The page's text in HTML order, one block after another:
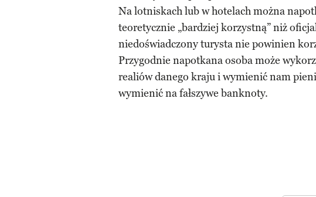
Na lotniskach lub w hotelach można
teoretycznie „bardziej korzystną” niż
niedoświadczony turysta nie powinien
Przygodnie napotkana osoba może
realiów danego kraju i wymienić nam
wymienić na fałszywe banknoty.